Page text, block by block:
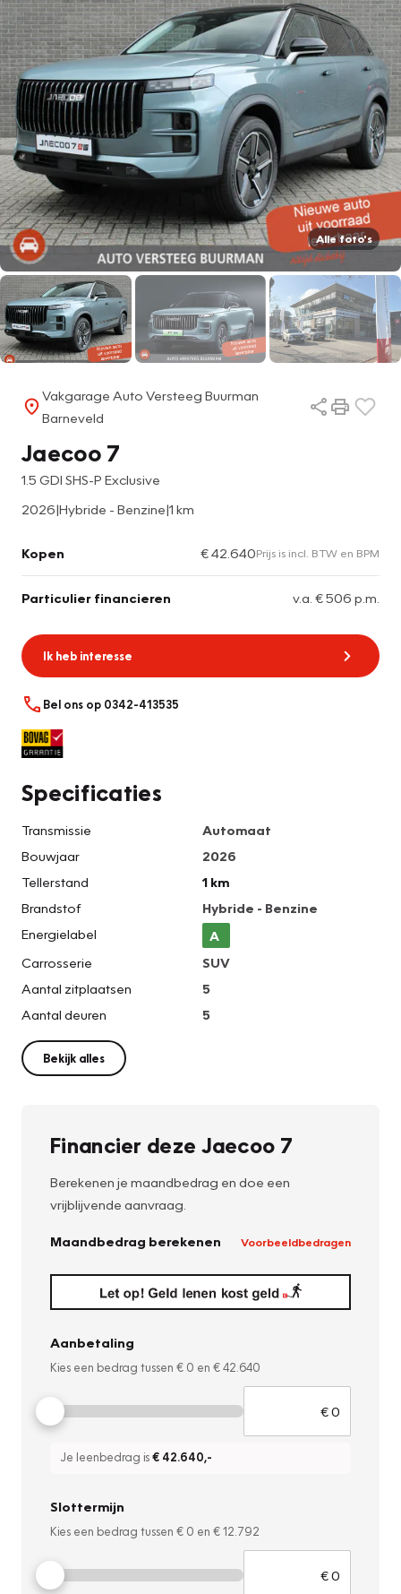
Alle foto's
Vakgarage Auto Versteeg Buurman
Barneveld
Jaecoo 7
1.5 GDI SHS-P Exclusive
2026|Hybride - Benzine|1 km
Kopen € 42.640Prijs is incl. BTW en BPM
Particulier financieren v.a. € 506 p.m.
Ik heb interesse
Bel ons op 0342-413535
Specificaties
Transmissie
Automaat
Bouwjaar
2026
Tellerstand
1 km
Brandstof
Hybride - Benzine
Energielabel
A
Carrosserie
SUV
Aantal zitplaatsen
5
Aantal deuren
5
Bekijk alles
Financier deze Jaecoo 7
Berekenen je maandbedrag en doe een
vrijblijvende aanvraag.
Maandbedrag berekenen Voorbeeldbedragen
Aanbetaling
Kies een bedrag tussen € 0 en € 42.640
Je leenbedrag is€ 42.640,-
Slottermijn
Kies een bedrag tussen € 0 en € 12.792